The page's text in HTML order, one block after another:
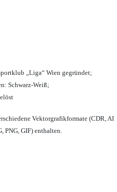
„Liga“ Wien gegründet;
Schwarz-Weiß;
Vektorgrafikformate (CDR, AI
PNG, GIF) enthalten.